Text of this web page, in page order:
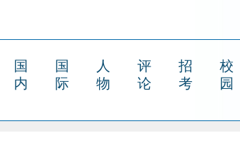
国
内
国
际
人
物
评
论
招
考
校
园